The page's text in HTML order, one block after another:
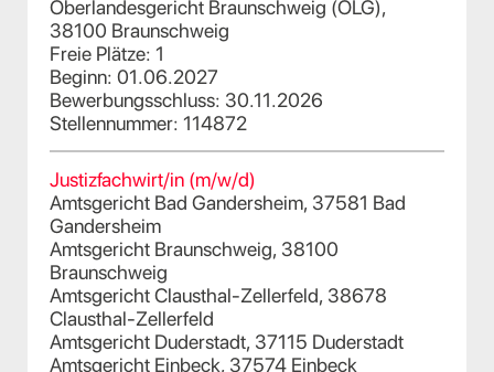
Oberlandesgericht Braunschweig (OLG),
38100 Braunschweig
Freie Plätze: 1
Beginn: 01.06.2027
Bewerbungsschluss: 30.11.2026
Stellennummer: 114872
Justizfachwirt/in (m/w/d)
Amtsgericht Bad Gandersheim, 37581 Bad
Gandersheim
Amtsgericht Braunschweig, 38100
Braunschweig
Amtsgericht Clausthal-Zellerfeld, 38678
Clausthal-Zellerfeld
Amtsgericht Duderstadt, 37115 Duderstadt
Amtsgericht Einbeck, 37574 Einbeck